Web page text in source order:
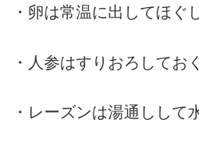
・卵は常温に出してほぐ
・人参はすりおろしてお
・レーズンは湯通しして